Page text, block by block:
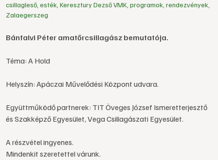
csillagleső esték Keresztury Dezső VMK programok rendezvények
Zalaegerszeg
Bánfalvi Péter amatőrcsillagász bemutatója.
Téma: A Hold
Helyszín: Apáczai Művelődési Központ udvara.
Együttműködő partnerek: TIT Öveges József Ismeretterjesztő
és Szakképző Egyesület, Vega Csillagászati Egyesület.
A részvétel ingyenes.
Mindenkit szeretettel várunk.